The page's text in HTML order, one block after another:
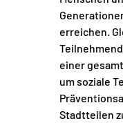
erreichen.
einer
um soziale
Stadtteilen